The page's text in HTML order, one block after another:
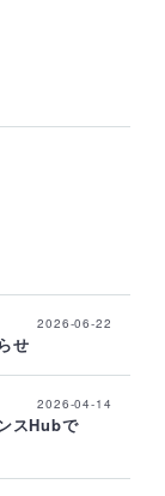
2026-06-22
せ
2026-04-14
スHubで